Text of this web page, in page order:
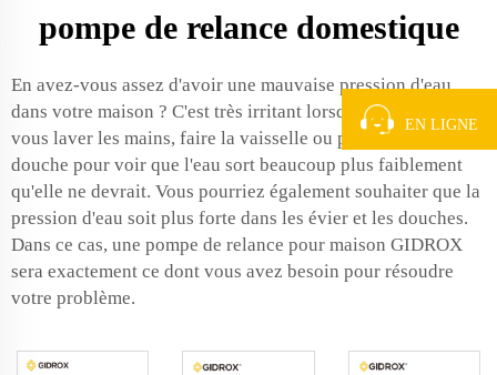
pompe de relance domestique
En avez-vous assez d'avoir une mauvaise pression d'eau
dans votre maison ? C'est très irritant lorsque vous devez
vous laver les mains, faire la vaisselle ou prendre une
douche pour voir que l'eau sort beaucoup plus faiblement
qu'elle ne devrait. Vous pourriez également souhaiter que la
pression d'eau soit plus forte dans les évier et les douches.
Dans ce cas, une pompe de relance pour maison GIDROX
sera exactement ce dont vous avez besoin pour résoudre
votre problème.
EN LIGNE